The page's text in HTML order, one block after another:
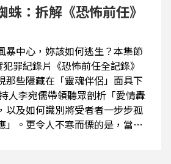
蛛：拆解《恐怖前任》
暴中心，妳該如何逃生？本集節
罪紀錄片《恐怖前任全記錄》
那些隱藏在「靈魂伴侶」面具下
以及如何識別將受者者一步步孤
」。更令人不寒而慄的是，當掠